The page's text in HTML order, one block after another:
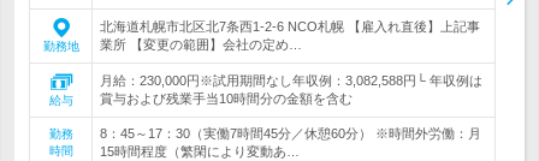
勤務地
北海道札幌市北区北7条西1-2-6 NCO札幌 【雇入れ直後】上記事
業所 【変更の範囲】会社の定め…
給与
月給：230,000円※試用期間なし年収例：3,082,588円└ 年収例は
賞与および残業手当10時間分の金額を含む
勤務
時間
8：45～17：30（実働7時間45分／休憩60分） ※時間外労働：月
15時間程度（繁閑により変動あ…